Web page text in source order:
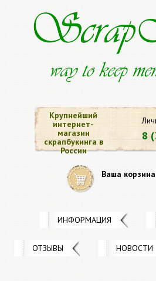
8
Крупнейший
интернет-
магазин
скрапбукинга в
России
Ваша
ИНФОРМАЦИЯ
ОТЗЫВЫ НОВОСТИ